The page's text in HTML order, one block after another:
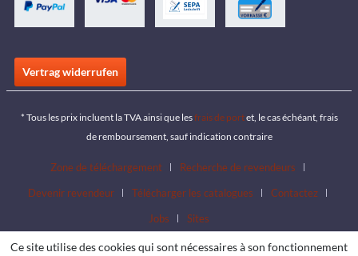
Vertrag widerrufen
* Tous les prix incluent la TVA ainsi que lesfrais de portet, le cas échéant, frais
de remboursement, sauf indication contraire
Zone de téléchargement
Recherche de revendeurs
Devenir revendeur
Télécharger les catalogues
Contactez
Jobs
Sites
Ce site utilise des cookies qui sont nécessaires à son fonctionnement